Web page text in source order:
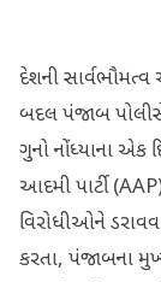
દેશની
બદલ પંજાબ પોલીસે
ગુનો નોંધ્યાના એક
આદમી પાર્ટી
વિરોધીઓને
કરતા, પંજાબના